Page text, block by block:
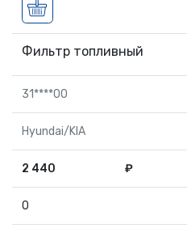
Фильтр топливный
31****00
Hyundai/KIA
2 440 ₽
0